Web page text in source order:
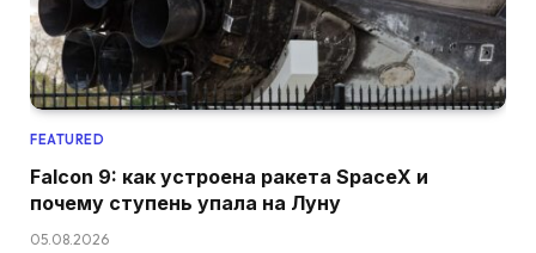
FEATURED
Falcon 9: как устроена ракета SpaceX и
почему ступень упала на Луну
05.08.2026